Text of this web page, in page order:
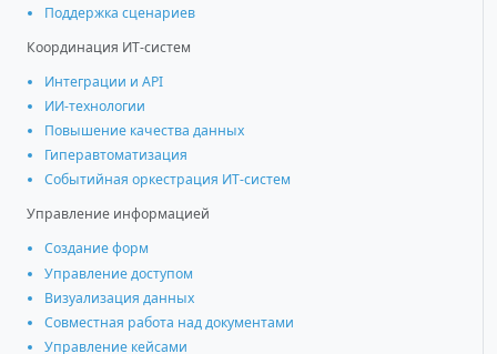
Поддержка сценариев
Координация ИТ-систем
Интеграции и АРІ
ИИ-технологии
Повышение качества данных
Гиперавтоматизация
Событийная оркестрация ИТ-систем
Управление информацией
Создание форм
Управление доступом
Визуализация данных
Совместная работа над документами
Управление кейсами